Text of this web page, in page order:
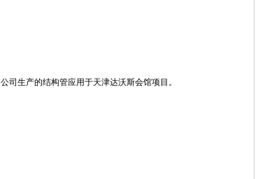
公司生产的结构管应用于天津达沃斯会馆项目。